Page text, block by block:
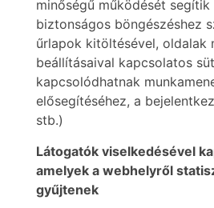
minőségű működését segítik
biztonságos böngészéshez
űrlapok kitöltésével, oldalak
beállításaival kapcsolatos
kapcsolódhatnak
elősegítéséhez, a
stb.)
Látogatók viselkedésével
amelyek a webhelyről
gyűjtenek